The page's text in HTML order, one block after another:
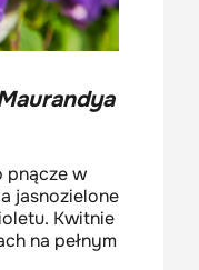
pnącze w
jasnozielone
Kwitnie
na pełnym